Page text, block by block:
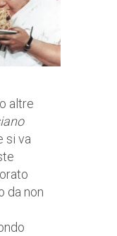
altre
si va
da non